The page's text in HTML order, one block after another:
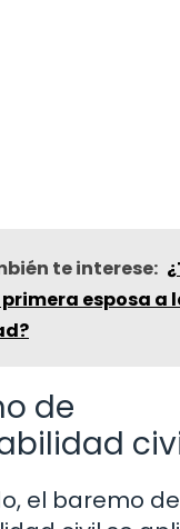
te interese:
esposa a
de
el baremo de